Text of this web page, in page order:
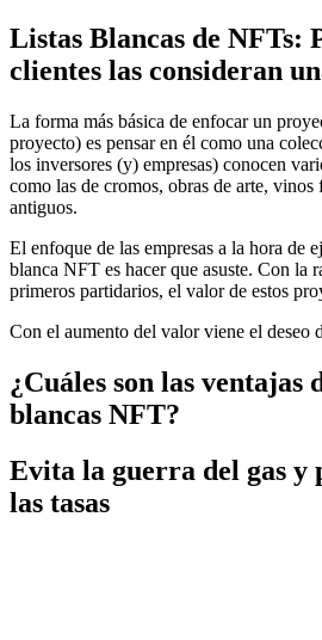
Listas Blancas de NFTs:
clientes las consideran
La forma más básica de enfocar un
proyecto) es pensar en él como una
los inversores (y) empresas) conocen
como las de cromos, obras de arte,
antiguos.
El enfoque de las empresas a la hora de
blanca NFT es hacer que asuste. Con la
primeros partidarios, el valor de estos
Con el aumento del valor viene el deseo
¿Cuáles son las ventajas
blancas NFT?
Evita la guerra del gas y
las tasas